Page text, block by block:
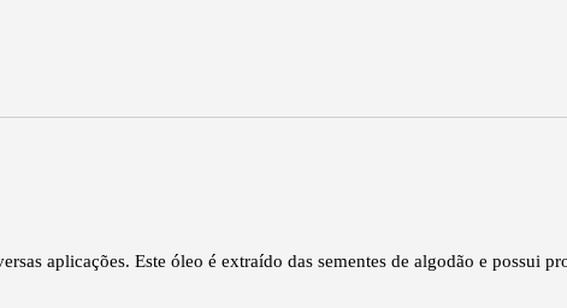
aplicações. Este óleo é extraído das sementes de algodão e possui